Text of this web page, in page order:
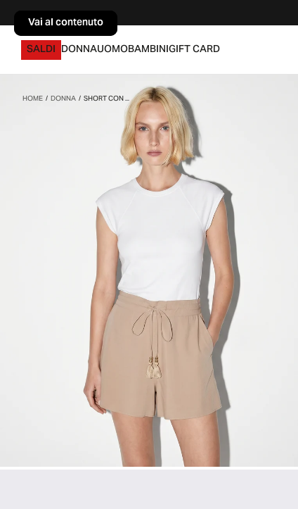
Vai al contenuto
SALDI DONNAUOMOBAMBINIGIFT CARD
HOME/DONNA/SHORT CON ...
Vai al contenuto